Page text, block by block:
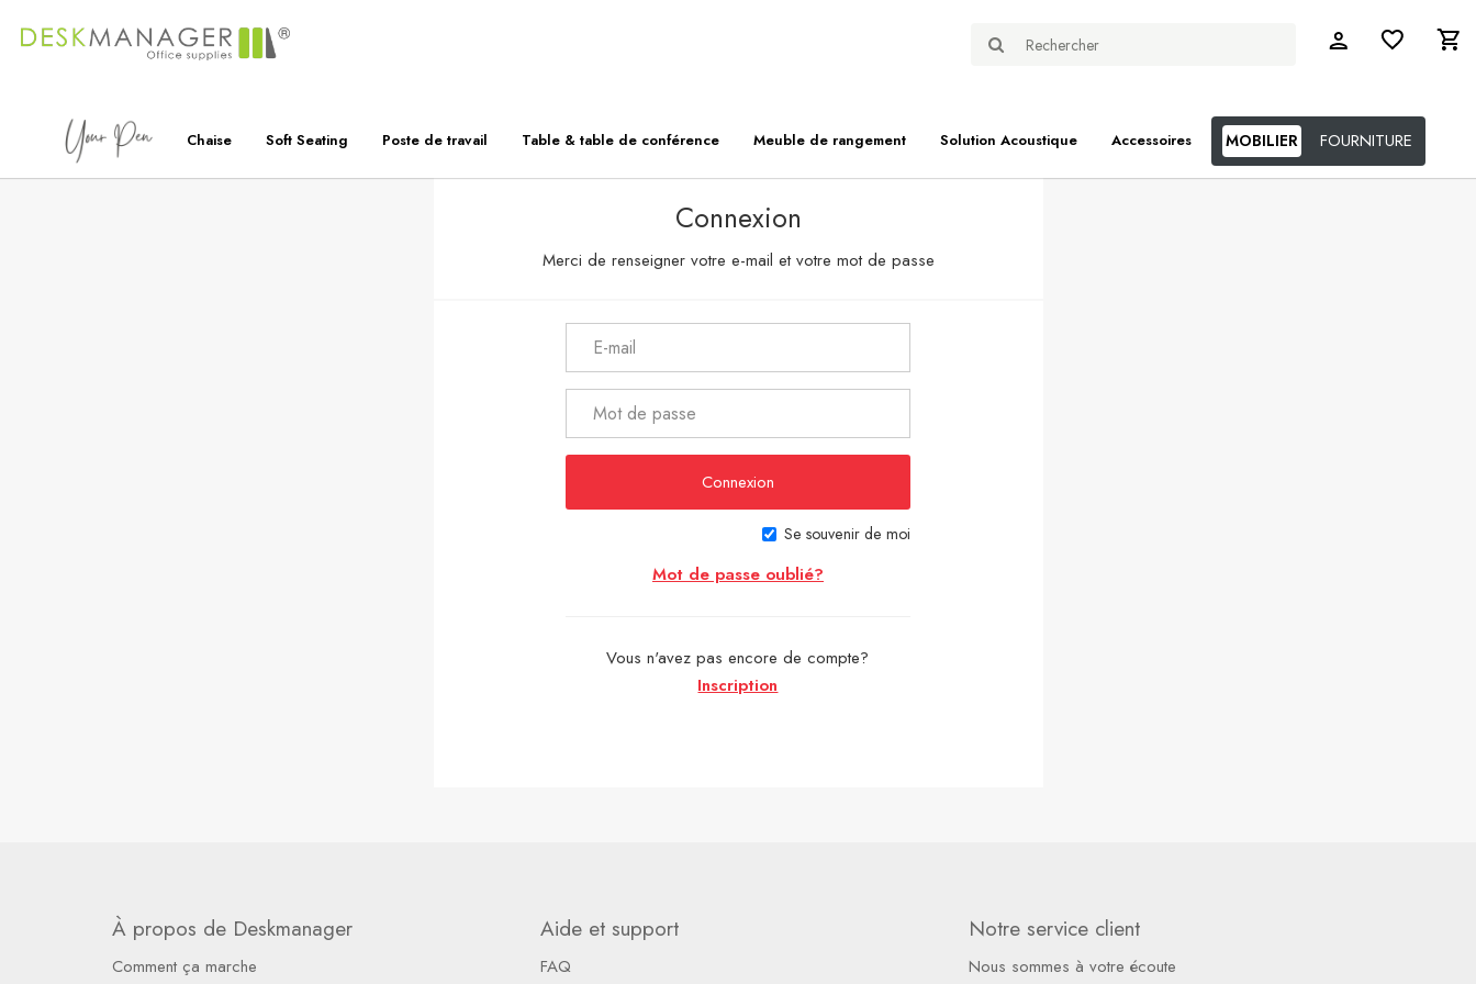
Chaise Soft Seating Poste de travail Table & table de conférence Meuble de rangement Solution Acoustique Accessoires MOBILIER FOURNITURE
Connexion
Merci de renseigner votre e-mail et votre mot de passe
Connexion
Se souvenir de moi
Mot de passe oublié?
Vous n'avez pas encore de compte?
Inscription
À propos de Deskmanager
Comment ça marche
Aide et support
FAQ
Notre service client
Nous sommes à votre écoute